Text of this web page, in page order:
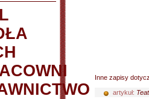
Inne zapisy
artykuł: